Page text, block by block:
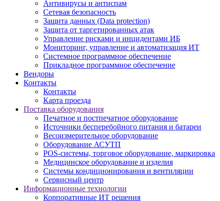
Антивирусы и антиспам
Сетевая безопасность
Защита данных (Data protection)
Защита от таргетированных атак
Управление рисками и инцидентами ИБ
Мониторинг, управление и автоматизация ИТ
Системное программное обеспечение
Прикладное программное обеспечение
Вендоры
Контакты
Контакты
Карта проезда
Поставка оборудования
Печатное и постпечатное оборудование
Источники бесперебойного питания и батареи
Весоизмерительное оборудование
Оборудование АСУТП
POS-системы, торговое оборудование, маркировка
Медицинское оборудование и изделия
Системы кондиционирования и вентиляции
Сервисный центр
Информационные технологии
Корпоративные ИТ решения